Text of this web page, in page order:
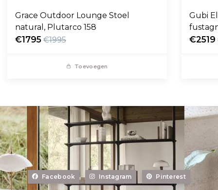
Grace Outdoor Lounge Stoel
natural, Plutarco 158
€1795 €1995
Toevoegen
Gubi
€2519
Facebook Instagram Pinterest